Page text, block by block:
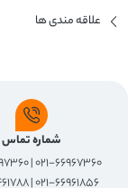
علاقه مندی ها
شماره تماس
۰۲۱-۶۶۹۶۷۳۶۰ | ۰۲۱-۶۶۴۹۷۳۶۰
۰۲۱-۶۶۹۶۱۸۵۶ | ۰۲۱-۶۶۴۶۱۷۸۸